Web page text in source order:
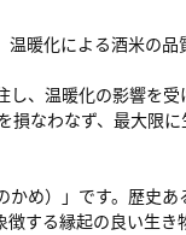
暖化による酒米の
、温暖化の影響を
損なわなず、最大限
め）」です。歴史
する縁起の良い生き